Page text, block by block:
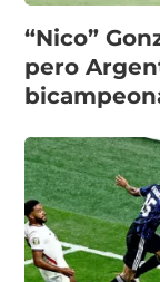
“Nico”
pero